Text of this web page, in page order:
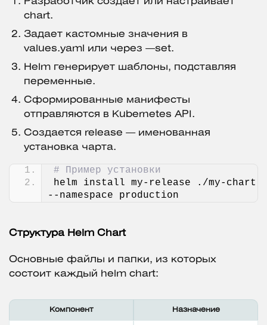
chart.
Задает кастомные значения в
values.yaml или через —set.
Helm генерирует шаблоны, подставляя
переменные.
Сформированные манифесты
отправляются в Kubernetes API.
Создается release — именованная
установка чарта.
# Пример установки
helm install my-release ./my-chart
--namespace production
Структура Helm Chart
Основные файлы и папки, из которых
состоит каждый helm chart:
Компонент Назначение